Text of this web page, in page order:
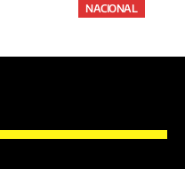
NACIONAL